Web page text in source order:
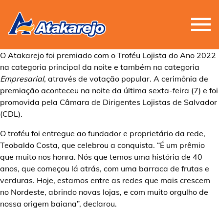
O Atakarejo foi premiado com o Troféu Lojista do Ano 2022
na categoria principal da noite e também na categoria
Empresarial, através de votação popular. A cerimônia de
premiação aconteceu na noite da última sexta-feira (7) e foi
promovida pela Câmara de Dirigentes Lojistas de Salvador
(CDL).
O troféu foi entregue ao fundador e proprietário da rede,
Teobaldo Costa, que celebrou a conquista. “É um prêmio
que muito nos honra. Nós que temos uma história de 40
anos, que começou lá atrás, com uma barraca de frutas e
verduras. Hoje, estamos entre as redes que mais crescem
no Nordeste, abrindo novas lojas, e com muito orgulho de
nossa origem baiana”, declarou.